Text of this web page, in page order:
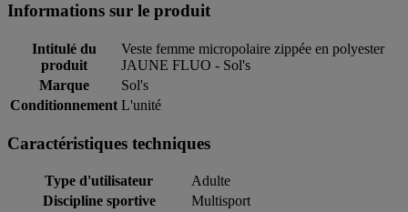
Informations sur le produit
Intitulé du
produit
Veste femme micropolaire zippée en polyester
JAUNE FLUO - Sol's
Marque
Sol's
Conditionnement L'unité
Caractéristiques techniques
Type d'utilisateur
Adulte
Discipline sportive
Multisport